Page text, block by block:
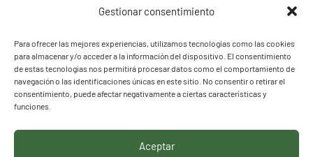
Gestionar consentimiento
Para ofrecer las mejores experiencias, utilizamos tecnologías como las cookies
para almacenar y/o acceder a la información del dispositivo. El consentimiento
de estas tecnologías nos permitirá procesar datos como el comportamiento de
navegación o las identificaciones únicas en este sitio. No consentir o retirar el
consentimiento, puede afectar negativamente a ciertas características y
funciones.
Aceptar
Política de privacidad